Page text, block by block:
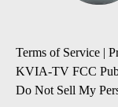
Terms of Service |
KVIA-TV FCC
Do Not Sell My